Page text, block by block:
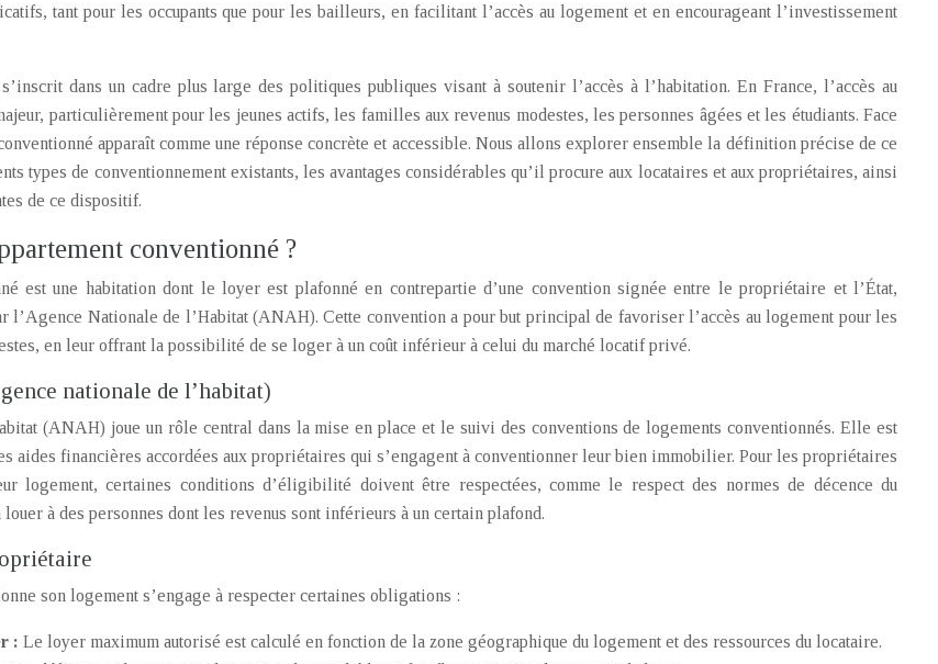
tant pour les occupants que pour les bailleurs, en facilitant l’accès au logement et en encourageant l’investissement
dans un cadre plus large des politiques publiques visant à soutenir l’accès à l’habitation. En France, l’accès au
particulièrement pour les jeunes actifs, les familles aux revenus modestes, les personnes âgées et les étudiants. Face
apparaît comme une réponse concrète et accessible. Nous allons explorer ensemble la définition précise de ce
types de conventionnement existants, les avantages considérables qu’il procure aux locataires et aux propriétaires, ainsi
de ce dispositif.
conventionné ?
est une habitation dont le loyer est plafonné en contrepartie d’une convention signée entre le propriétaire et l’État,
l’Agence Nationale de l’Habitat (ANAH). Cette convention a pour but principal de favoriser l’accès au logement pour les
en leur offrant la possibilité de se loger à un coût inférieur à celui du marché locatif privé.
nationale de l’habitat)
(ANAH) joue un rôle central dans la mise en place et le suivi des conventions de logements conventionnés. Elle est
aides financières accordées aux propriétaires qui s’engagent à conventionner leur bien immobilier. Pour les propriétaires
logement, certaines conditions d’éligibilité doivent être respectées, comme le respect des normes de décence du
à des personnes dont les revenus sont inférieurs à un certain plafond.
son logement s’engage à respecter certaines obligations :
: Le loyer maximum autorisé est calculé en fonction de la zone géographique du logement et des ressources du locataire.